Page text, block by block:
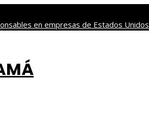
en empresas de Estados Unidos